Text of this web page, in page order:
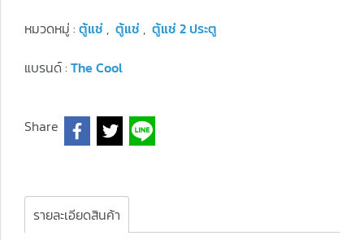
หมวดหมู่ : ตู้แช่ , ตู้แช่ , ตู้แช่ 2 ประตู
แบรนด์ : The Cool
Share
รายละเอียดสินค้า